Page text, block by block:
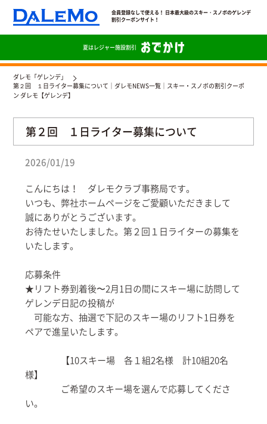
会員登録なしで使える！ 日本最大級のスキー・スノボのゲレンデ
割引クーポンサイト！
夏はレジャー施設割引
ダレモ「ゲレンデ」
第２回 １日ライター募集について｜ダレモNEWS一覧｜スキー・スノボの割引クーポ
ン ダレモ【ゲレンデ】
第２回 １日ライター募集について
2026/01/19
こんにちは！ ダレモクラブ事務局です。
いつも、弊社ホームページをご愛顧いただきまして
誠にありがとうございます。
お待たせいたしました。第２回１日ライターの募集を
いたします。
応募条件
★リフト券到着後〜2月1日の間にスキー場に訪問して
ゲレンデ日記の投稿が
可能な方、抽選で下記のスキー場のリフト1日券を
ペアで進呈いたします。
【10スキー場 各１組2名様 計10組20名
様】
ご希望のスキー場を選んで応募してくださ
い。